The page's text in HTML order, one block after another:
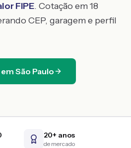
FIPE. Cotação em 18
CEP, garagem e perfil
em São Paulo
20+ anos
de mercado